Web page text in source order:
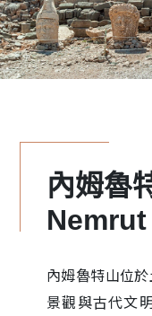
內姆魯
Nemrut
內姆魯特山位
景觀與古代文